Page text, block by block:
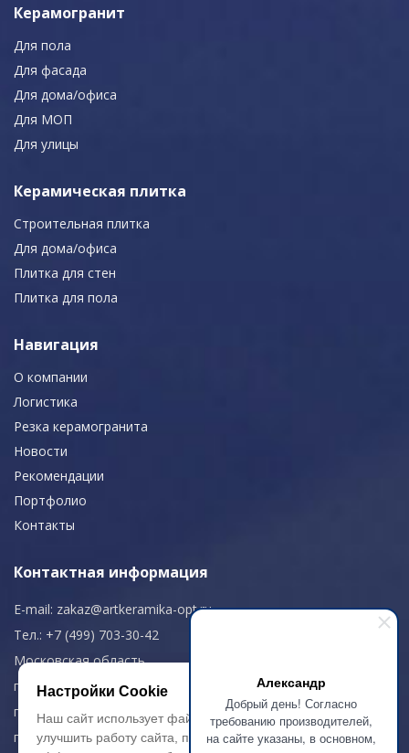
Александр
Добрый день! Согласно
требованию производителей,
на сайте указаны, в основном,
Керамогранит
Для пола
Для фасада
Для дома/офиса
Для МОП
Для улицы
Керамическая плитка
Строительная плитка
Для дома/офиса
Плитка для стен
Плитка для пола
Навигация
О компании
Логистика
Резка керамогранита
Новости
Рекомендации
Портфолио
Контакты
Контактная информация
E-mail: zakaz@artkeramika-opt.ru
Тел.: +7 (499) 703-30-42
Московская область,
г. Красногорск
пн-чт: 09.00-18.00
пт: 09.00-17.00
Настройки Cookie
Наш сайт использует файлы cookie, чтобы
улучшить работу сайта, повысить его